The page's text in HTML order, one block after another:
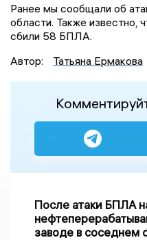
Ранее мы сообщали об
области. Также известно,
сбили 58 БПЛА.
Автор:
Татьяна Ермакова
После атаки БПЛА
заводе в соседнем